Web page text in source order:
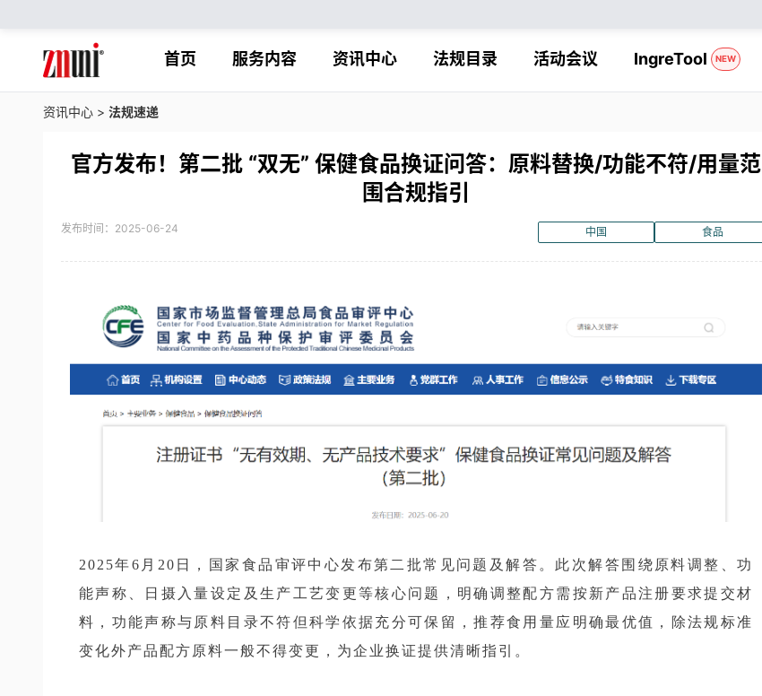
首页 服务内容 资讯中心 法规目录 活动会议 IngreTool NEW
资讯中心 > 法规速递
官方发布！第二批 “双无” 保健食品换证问答：原料替换/功能不符/用量范
围合规指引
发布时间：2025-06-24 中国 食品
2025年6月20日，国家食品审评中心发布第二批常见问题及解答。此次解答围绕原料调整、功
能声称、日摄入量设定及生产工艺变更等核心问题，明确调整配方需按新产品注册要求提交材
料，功能声称与原料目录不符但科学依据充分可保留，推荐食用量应明确最优值，除法规标准
变化外产品配方原料一般不得变更，为企业换证提供清晰指引。